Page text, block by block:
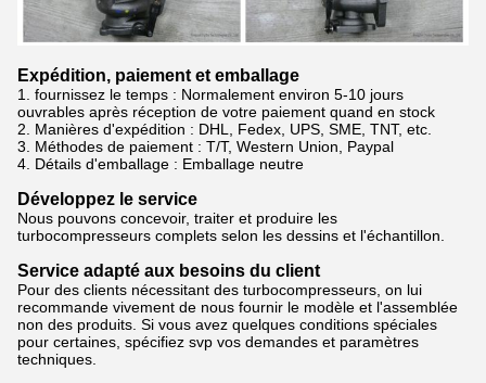
Expédition, paiement et emballage
1. fournissez le temps : Normalement environ 5-10 jours
ouvrables après réception de votre paiement quand en stock
2. Manières d'expédition : DHL, Fedex, UPS, SME, TNT, etc.
3. Méthodes de paiement : T/T, Western Union, Paypal
4. Détails d'emballage : Emballage neutre
Développez le service
Nous pouvons concevoir, traiter et produire les
turbocompresseurs complets selon les dessins et l'échantillon.
Service adapté aux besoins du client
Pour des clients nécessitant des turbocompresseurs, on lui
recommande vivement de nous fournir le modèle et l'assemblée
non des produits. Si vous avez quelques conditions spéciales
pour certaines, spécifiez svp vos demandes et paramètres
techniques.